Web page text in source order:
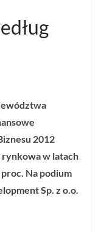
2012
rynkowa w latach
Na podium
Sp. z o.o.